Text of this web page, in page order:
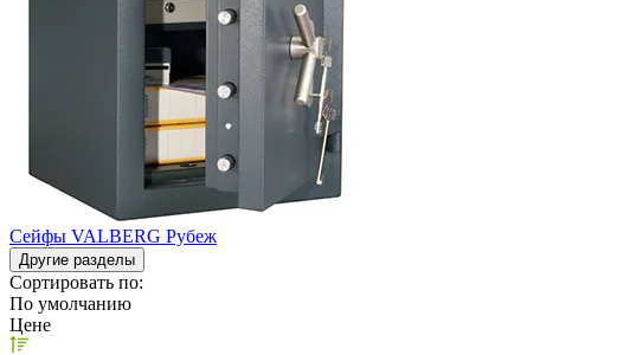
Сейфы VALBERG Рубеж
Другие разделы
Сортировать по:
По умолчанию
Цене